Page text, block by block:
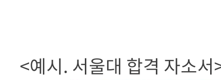
<예시. 서울대 합격 자소서